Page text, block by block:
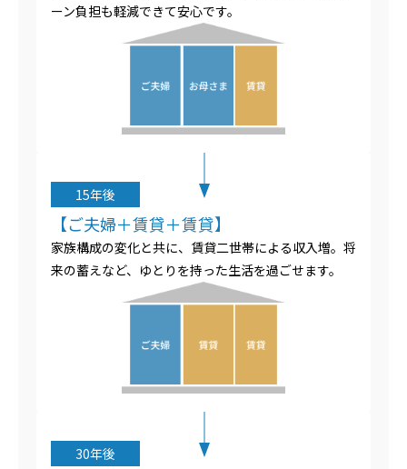
ーン負担も軽減できて安心です。
15年後
【ご夫婦＋賃貸＋賃貸】
家族構成の変化と共に、賃貸二世帯による収入増。将
来の蓄えなど、ゆとりを持った生活を過ごせます。
30年後